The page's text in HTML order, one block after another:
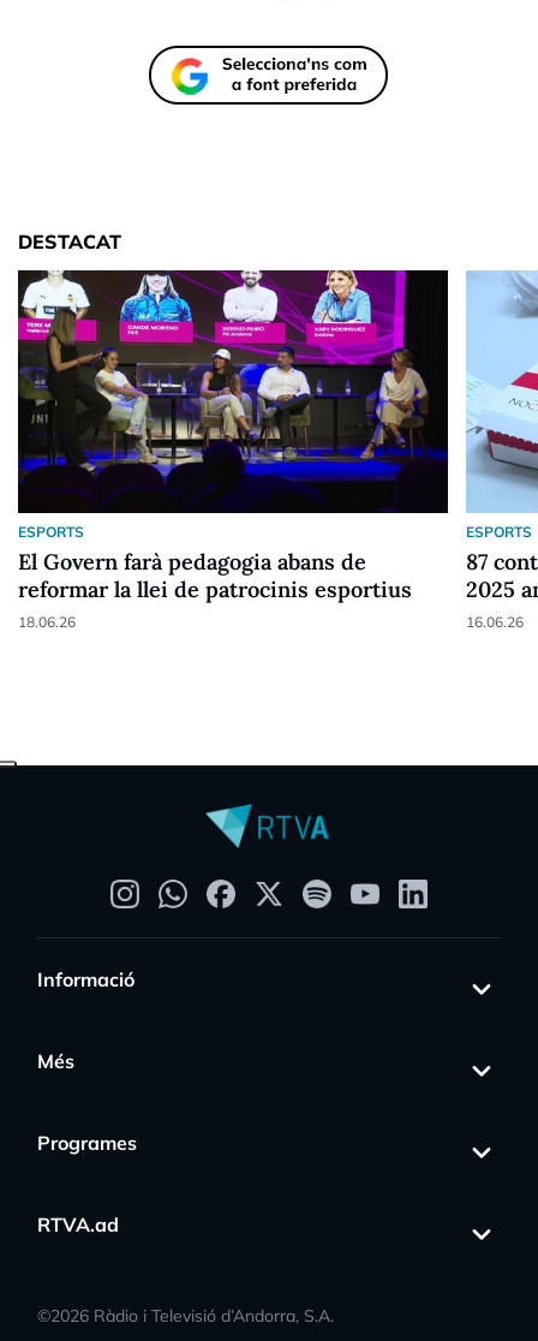
DESTACAT
ESPORTS
El Govern farà pedagogia abans de
reformar la llei de patrocinis esportius
18.06.26
ESPORTS
87
2025
16.06.26
Informació
Més
Programes
RTVA.ad
©2026 Ràdio i Televisió d’Andorra, S.A.